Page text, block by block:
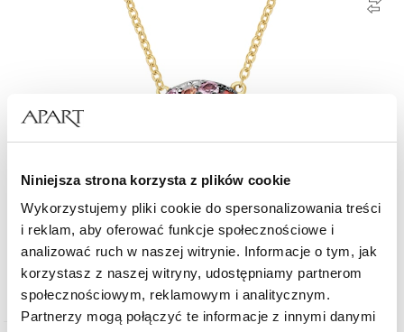
Niniejsza strona korzysta z plików cookie
Wykorzystujemy pliki cookie do spersonalizowania treści
i reklam, aby oferować funkcje społecznościowe i
analizować ruch w naszej witrynie. Informacje o tym, jak
korzystasz z naszej witryny, udostępniamy partnerom
społecznościowym, reklamowym i analitycznym.
Partnerzy mogą połączyć te informacje z innymi danymi
Naszyjnik z żółtego złota z diamentami, kamieniami szlachetnymi i
ozdobnymi - próba 585
3 890 zł